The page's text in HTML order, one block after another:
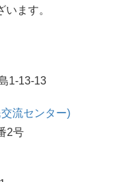
ます。
1-13-13
流センター)
2号